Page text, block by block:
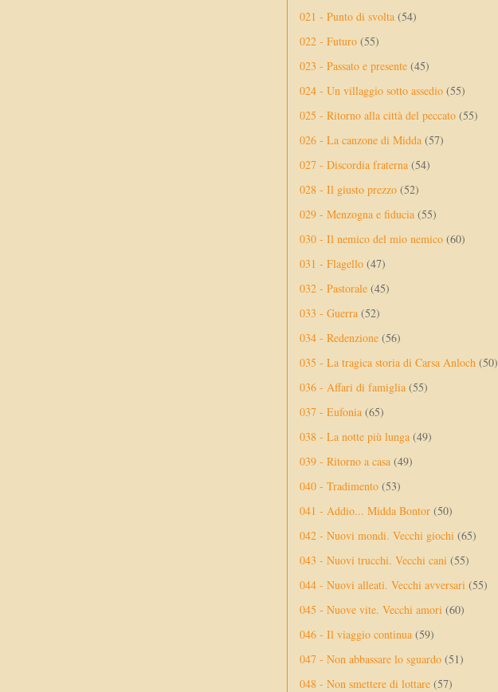
021 - Punto di svolta (54)
022 - Futuro (55)
023 - Passato e presente (45)
024 - Un villaggio sotto assedio (55)
025 - Ritorno alla città del peccato (55)
026 - La canzone di Midda (57)
027 - Discordia fraterna (54)
028 - Il giusto prezzo (52)
029 - Menzogna e fiducia (55)
030 - Il nemico del mio nemico (60)
031 - Flagello (47)
032 - Pastorale (45)
033 - Guerra (52)
034 - Redenzione (56)
035 - La tragica storia di Carsa Anloch (50)
036 - Affari di famiglia (55)
037 - Eufonia (65)
038 - La notte più lunga (49)
039 - Ritorno a casa (49)
040 - Tradimento (53)
041 - Addio... Midda Bontor (50)
042 - Nuovi mondi. Vecchi giochi (65)
043 - Nuovi trucchi. Vecchi cani (55)
044 - Nuovi alleati. Vecchi avversari (55)
045 - Nuove vite. Vecchi amori (60)
046 - Il viaggio continua (59)
047 - Non abbassare lo sguardo (51)
048 - Non smettere di lottare (57)